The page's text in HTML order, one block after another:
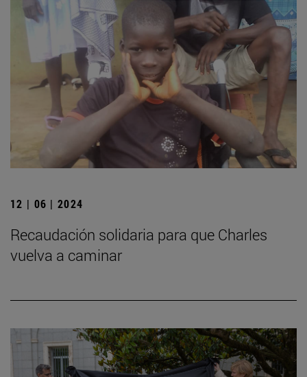
12 | 06 | 2024
Recaudación solidaria para que Charles
vuelva a caminar